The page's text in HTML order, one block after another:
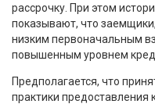
рассрочку. При этом
показывают, что
низким первоначальным
повышенным уровнем
Предполагается, что
практики предоставления